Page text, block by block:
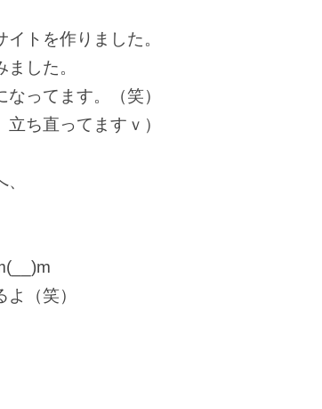
トを作りました。
した。
ってます。（笑）
ち直ってますｖ）
（笑）